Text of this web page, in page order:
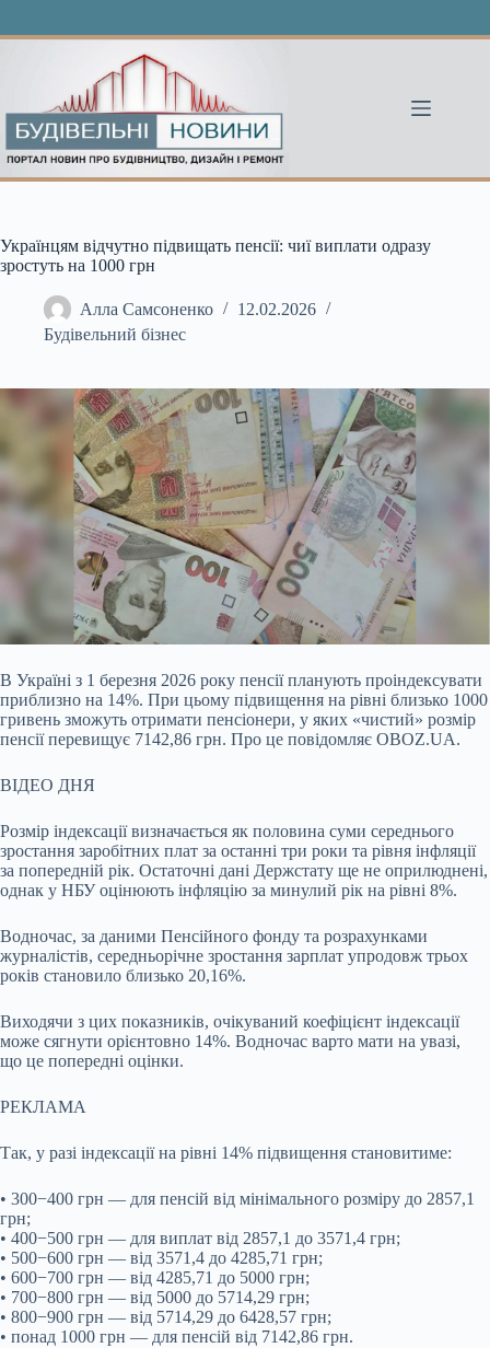
Українцям відчутно підвищать пенсії: чиї виплати одразу
зростуть на 1000 грн
Алла Самсоненко
12.02.2026
Будівельний бізнес
В Україні з 1 березня 2026 року пенсії планують проіндексувати
приблизно на 14%. При цьому підвищення на рівні близько 1000
гривень зможуть отримати пенсіонери, у яких «чистий» розмір
пенсії перевищує 7142,86 грн. Про це повідомляє OBOZ.UA.
ВІДЕО ДНЯ
Розмір індексації визначається як половина суми середнього
зростання заробітних плат за останні три роки та рівня інфляції
за попередній рік. Остаточні дані Держстату ще не оприлюднені,
однак у НБУ оцінюють інфляцію за минулий рік на рівні 8%.
Водночас, за даними Пенсійного фонду та розрахунками
журналістів, середньорічне зростання зарплат упродовж трьох
років становило близько 20,16%.
Виходячи з цих показників, очікуваний коефіцієнт індексації
може сягнути орієнтовно 14%. Водночас варто мати на увазі,
що це попередні оцінки.
РЕКЛАМА
Так, у разі індексації на рівні 14% підвищення становитиме:
• 300−400 грн — для пенсій від мінімального розміру до 2857,1
грн;
• 400−500 грн — для виплат від 2857,1 до 3571,4 грн;
• 500−600 грн — від 3571,4 до 4285,71 грн;
• 600−700 грн — від 4285,71 до 5000 грн;
• 700−800 грн — від 5000 до 5714,29 грн;
• 800−900 грн — від 5714,29 до 6428,57 грн;
• понад 1000 грн — для пенсій від 7142,86 грн.